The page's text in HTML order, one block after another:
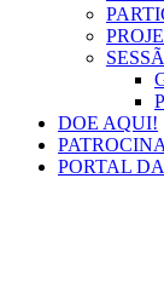
DOE AQUI!
PORTAL